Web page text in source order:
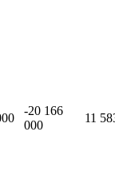
-20 166
000
11